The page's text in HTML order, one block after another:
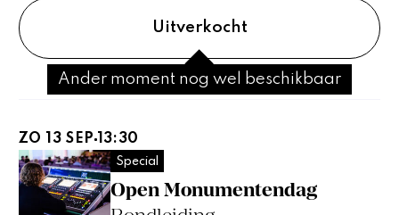
Uitverkocht
Ander moment nog wel beschikbaar
Open Monumentendag
Special
ZO 13 SEP 13:30